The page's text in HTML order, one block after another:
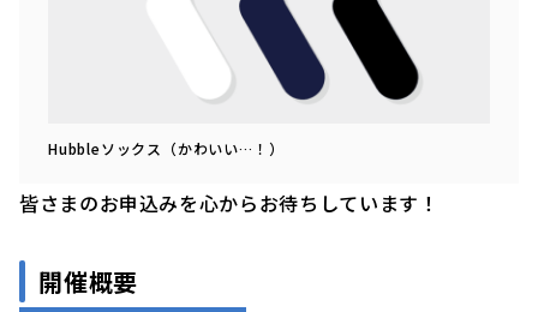
Hubbleソックス（かわいい…！）
皆さまのお申込みを心からお待ちしています！
開催概要